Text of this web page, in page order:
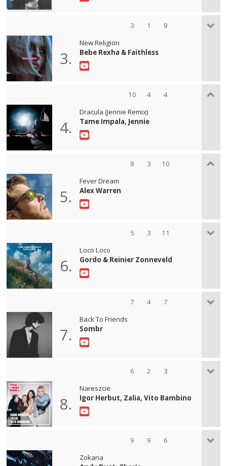
3 1 9
3.
New Religion
Bebe Rexha & Faithless
10 4 4
4.
Dracula (Jennie Remix)
Tame Impala, Jennie
8 3 10
5.
Fever Dream
Alex Warren
5 3 11
6.
Loco Loco
Gordo & Reinier Zonneveld
7 4 7
7.
Back To Friends
Sombr
6 2 3
8.
Nareszcie
Igor Herbut, Zalia, Vito Bambino
9 9 6
Zokaria